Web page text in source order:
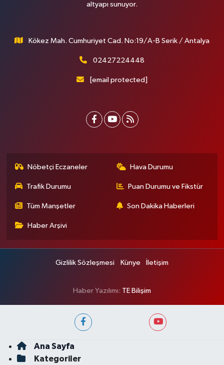
altyapı sunuyor.
Kökez Mah. Cumhuriyet Cad. No:19/A-B Serik / Antalya
02427224448
[email protected]
Nöbetçi Eczaneler Hava Durumu
Trafik Durumu Puan Durumu ve Fikstür
Tüm Manşetler Son Dakika Haberleri
Haber Arşivi
Gizlilik Sözleşmesi Künye İletişim
Haber Yazılımı: TE Bilişim
Ana Sayfa
Kategoriler